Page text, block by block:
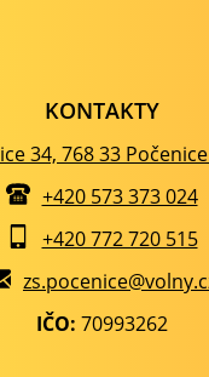
KONTAKTY
34, 768 33
+420 573 373 024
+420 772 720 515
IČO: 70993262